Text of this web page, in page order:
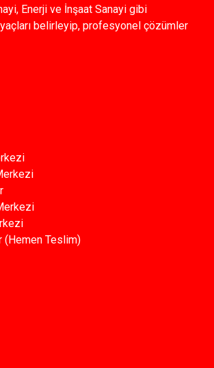
Enerji ve İnşaat Sanayi gibi
belirleyip, profesyonel çözümler
(Hemen Teslim)